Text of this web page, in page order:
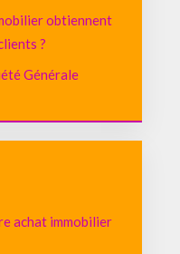
obtiennent
?
Générale
achat immobilier